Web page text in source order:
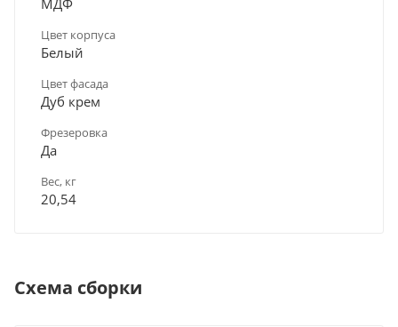
Цвет корпуса
Белый
Цвет фасада
Дуб крем
Фрезеровка
Да
Вес, кг
20,54
Схема сборки